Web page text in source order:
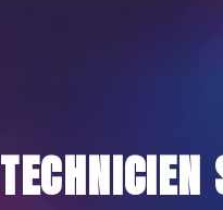
TECHNICIEN